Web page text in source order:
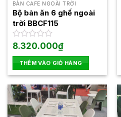
BÀN CAFE NGOÀI TRỜI
Bộ bàn ăn 6 ghế ngoài
trời BBCF115
Được
hạng
0
5
sao
8.320.000₫
THÊM VÀO GIỎ HÀNG